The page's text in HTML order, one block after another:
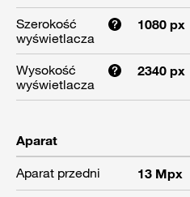
Szerokość
wyświetlacza
1080 px
Wysokość
wyświetlacza
2340 px
Aparat
Aparat przedni
13 Mpx